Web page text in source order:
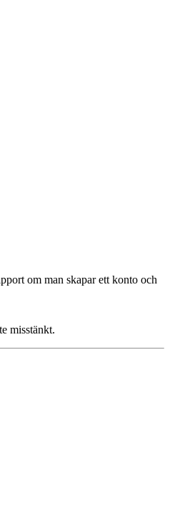
om man skapar ett konto och
misstänkt.